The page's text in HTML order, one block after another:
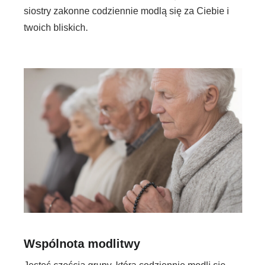
Wspólnota modlitwy
siostry zakonne codziennie modlą się za Ciebie i
twoich bliskich.